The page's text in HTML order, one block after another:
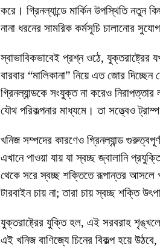
করে। গ্রিনল্যান্ডে মার্কিন উপস্থিতি নতুন
নানা ধরনের সামরিক কর্মসূচি চালানোর
স্বাভাবিকভাবেই প্রশ্ন ওঠে, যুক্তরাষ্ট্রের
বারবার “মালিকানা” নিয়ে এত জোর
গ্রিনল্যান্ডকে সংযুক্ত না করেও
যৌথ পরিকল্পনার মাধ্যমে। তা সত্ত্বেও
খনিজ সম্পদের কারণেও গ্রিনল্যান্ড
এখানে পাওয়া যায় যা স্বচ্ছ জ্বালানি
থেকে সরে স্বচ্ছ শক্তিতে রূপান্তর আসলে
টারবাইন চায় না; তারা চায় স্বচ্ছ শক্তি
যুক্তরাষ্ট্রের যুক্তি হল, এই সরবরাহ
এই খনিজ বাণিজ্যে চিনের বিকল্প হয়ে